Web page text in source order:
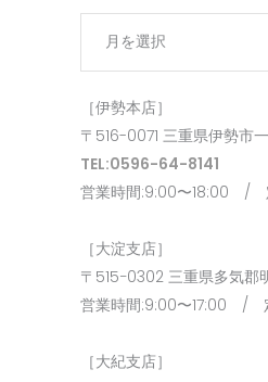
イ
ブ
［伊勢本店］
〒516-0071 三重県伊勢市
TEL:0596-64-8141
営業時間:9:00〜18:00 /
［大淀支店］
〒515−0302 三重県多気郡
営業時間:9:00〜17:00 /
［大紀支店］